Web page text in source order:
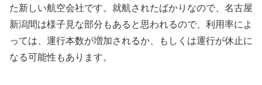
た新しい航空会社です。就航されたばかりなので、名古屋
新潟間は様子見な部分もあると思われるので、利用率によ
っては、運行本数が増加されるか、もしくは運行が休止に
なる可能性もあります。